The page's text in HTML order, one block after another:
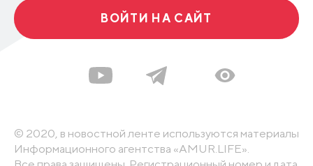
ВОЙТИ НА САЙТ
© 2020, в новостной ленте используются материалы
Информационного агентства «AMUR.LIFE».